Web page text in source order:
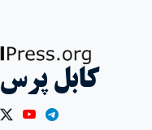
کابل پرس